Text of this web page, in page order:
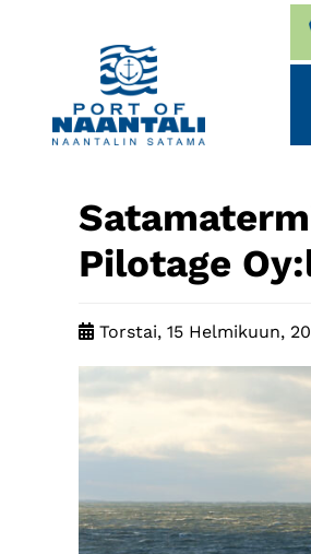
Pilotage
Torstai, 15 Helmikuun,